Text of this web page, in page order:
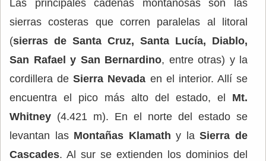
Las principales cadenas montañosas son las
sierras costeras que corren paralelas al litoral
(sierras de Santa Cruz, Santa Lucía, Diablo,
San Rafael y San Bernardino, entre otras) y la
cordillera deSierra Nevada en el interior. Allí se
encuentra el pico más alto del estado, el Mt.
Whitney (4.421 m). En el norte del estado se
levantan las Montañas Klamath y la Sierra de
Cascades. Al sur se extienden los dominios del